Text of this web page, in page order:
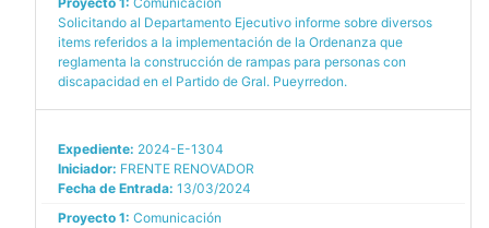
Solicitando al Departamento Ejecutivo informe sobre diversos
items referidos a la implementación de la Ordenanza que
reglamenta la construcción de rampas para personas con
discapacidad en el Partido de Gral. Pueyrredon.
Expediente: 2024-E-1304
Iniciador: FRENTE RENOVADOR
Fecha de Entrada: 13/03/2024
Proyecto 1: Comunicación